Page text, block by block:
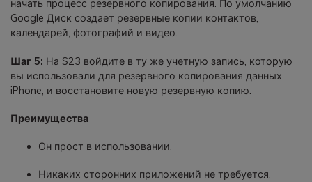
начать процесс резервного копирования. По умолчанию
Google Диск создает резервные копии контактов,
календарей, фотографий и видео.
Шаг 5: На S23 войдите в ту же учетную запись, которую
вы использовали для резервного копирования данных
iPhone, и восстановите новую резервную копию.
Преимущества
Он прост в использовании.
Никаких сторонних приложений не требуется.